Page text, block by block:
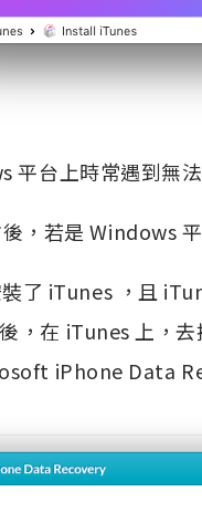
平台上時常遇到無
，若是 Windows
了 iTunes ，且
，在 iTunes 上，
iPhone Data